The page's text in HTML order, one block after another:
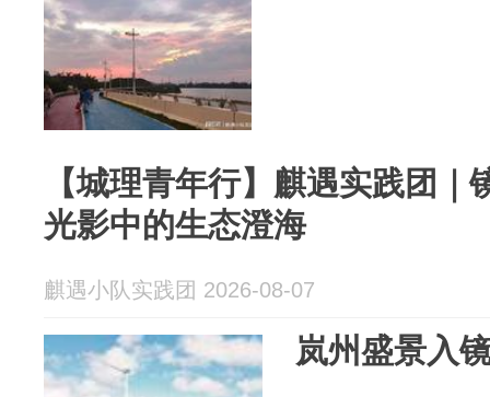
【城理青年行】麒遇实践团
光影中的生态澄海
麒遇小队实践团 2026-08-07
岚州盛景入